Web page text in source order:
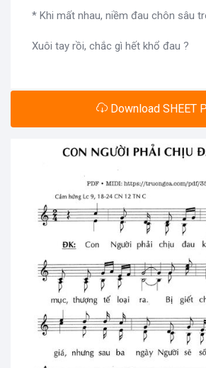
* Khi mất nhau, niềm đau chôn sâu
Xuôi tay rồi, chắc gì hết khổ đau ?
Download SHEET